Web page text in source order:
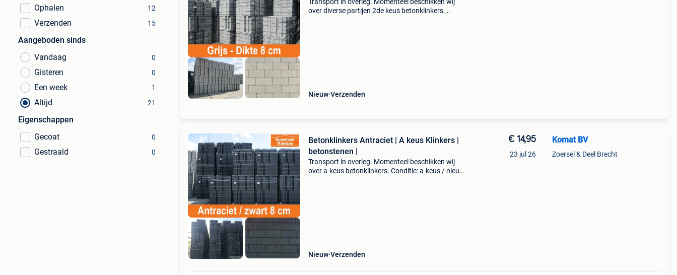
Ophalen
12
Verzenden 15
Aangeboden sinds
Vandaag
0
Gisteren 0
Een week 1
Altijd 21
Eigenschappen
Gecoat
0
Gestraald 0
over diverse partijen 2de keus betonklinkers.
Nieuw Verzenden
Betonklinkers Antraciet | A keus Klinkers |
betonstenen |
Transport in overleg. Momenteel beschikken wij
over a-keus betonklinkers. Conditie: a-keus / nieuw.
Nieuw Verzenden
€ 14,95
23 jul 26
Komat BV
Zoersel & Deel Brecht